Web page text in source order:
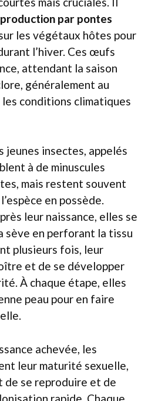
par pontes
sur les végétaux hôtes pour
l’hiver. Ces œufs
attendant la saison
généralement au
les conditions climatiques
jeunes insectes, appelés
à de minuscules
mais restent souvent
en possède.
leur naissance, elles se
sève en perforant la tissu
plusieurs fois, leur
et de se développer
À chaque étape, elles
peau pour en faire
achevée, les
leur maturité sexuelle,
de se reproduire et de
rapide. Chaque